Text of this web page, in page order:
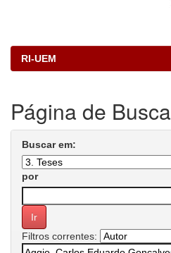
RI-UEM
Página de Busca
Buscar em:
por
Filtros correntes: